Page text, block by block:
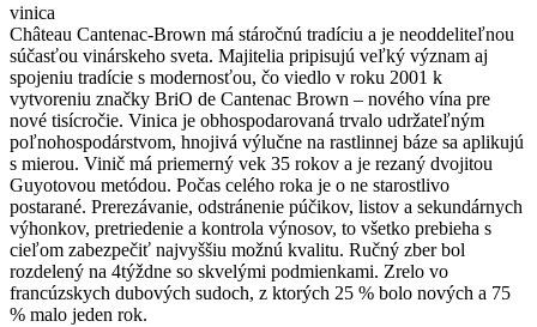
vinica
Château Cantenac-Brown má stáročnú tradíciu a je neoddeliteľnou
súčasťou vinárskeho sveta. Majitelia pripisujú veľký význam aj
spojeniu tradície s modernosťou, čo viedlo v roku 2001 k
vytvoreniu značky BriO de Cantenac Brown – nového vína pre
nové tisícročie. Vinica je obhospodarovaná trvalo udržateľným
poľnohospodárstvom, hnojivá výlučne na rastlinnej báze sa aplikujú
s mierou. Vinič má priemerný vek 35 rokov a je rezaný dvojitou
Guyotovou metódou. Počas celého roka je o ne starostlivo
postarané. Prerezávanie, odstránenie púčikov, listov a sekundárnych
výhonkov, pretriedenie a kontrola výnosov, to všetko prebieha s
cieľom zabezpečiť najvyššiu možnú kvalitu. Ručný zber bol
rozdelený na 4týždne so skvelými podmienkami. Zrelo vo
francúzskych dubových sudoch, z ktorých 25 % bolo nových a 75
% malo jeden rok.